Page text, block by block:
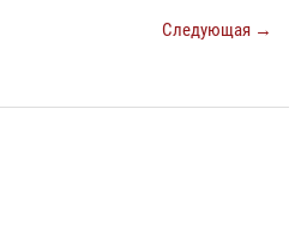
Следующая →